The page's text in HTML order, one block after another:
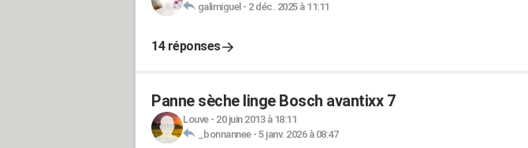
galimiguel - 2 déc. 2025 à 11:11
14 réponses
Panne sèche linge Bosch avantixx 7
Louve- 20 juin 2013 à 18:11
_bonnannee- 5 janv. 2026 à 08:47